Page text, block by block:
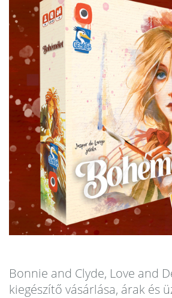
Bonnie and Clyde, Love and
kiegészítő vásárlása, árak és